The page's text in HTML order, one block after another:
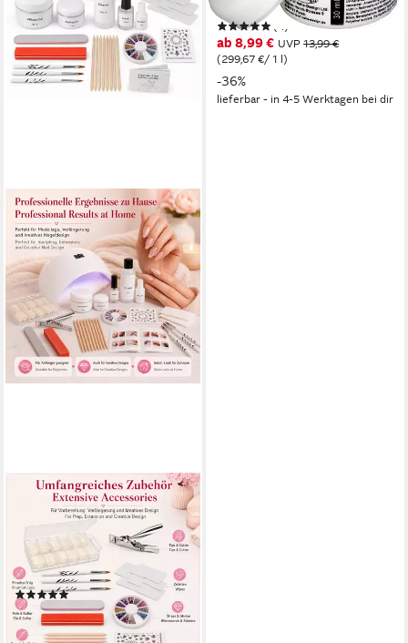
SUN GARDEN NAILS
UV-Gel UV Gel Starterset
Florenz für Gelnägel mit UV-
Gel, 47-tlg., Set für eine
komplette Modellage
(1)
29,99 € UVP35,99 €
-17%
Studioqualität
(4)
ab 8,99 € UVP 13,99 €
(299,67 €/ 1 l)
-36%
lieferbar - in 4-5 Werktagen bei dir